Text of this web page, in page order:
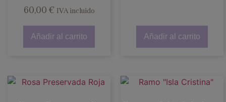
60,00 € IVA incluido
Añadir al carrito Añadir al carrito